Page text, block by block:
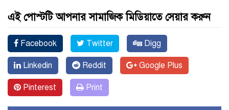
এই পোস্টটি আপনার সামাজিক মিডিয়াতে সেয়ার করুন
Facebook Twitter Digg
Linkedin Reddit Google Plus
Pinterest Print